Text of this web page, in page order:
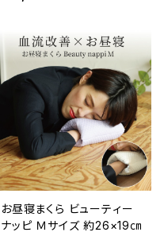
お昼寝まくら ビューティー
ナッピ Ｍサイズ 約26×19㎝